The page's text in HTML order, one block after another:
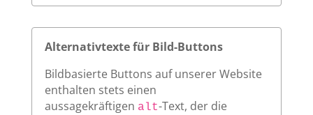
Alternativtexte für Bild-Buttons
Bildbasierte Buttons auf unserer Website
enthalten stets einen
aussagekräftigen alt-Text, der die